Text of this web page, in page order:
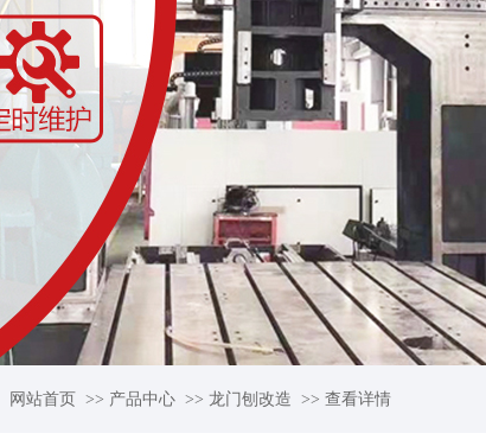
网站首页 >> 产品中心 >> 龙门刨改造 >> 查看详情